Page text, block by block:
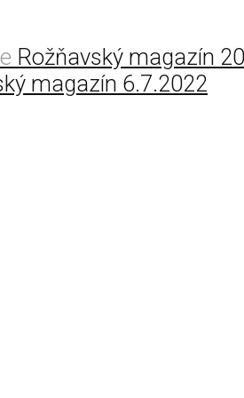
Rožňavský magazín
magazín 6.7.2022